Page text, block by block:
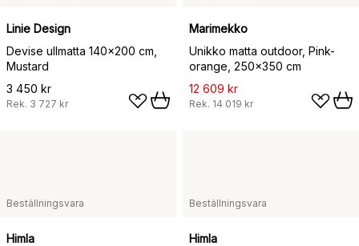
Linie Design
Devise ullmatta 140x200 cm,
Mustard
3 450 kr
Rek. 3 727 kr
Marimekko
Unikko matta outdoor, Pink-
orange, 250x350 cm
12 609 kr
Rek. 14 019 kr
Beställningsvara
Himla
Beställningsvara
Himla